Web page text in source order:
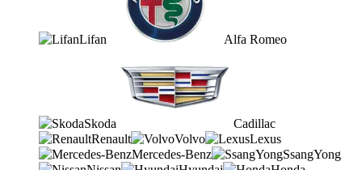
Lifan Alfa Romeo
Skoda
Cadillac
Renault
Volvo
Lexus
Mercedes-Benz
SsangYong